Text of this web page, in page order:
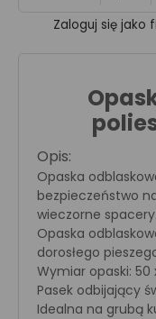
Zaloguj się jako
Opis:
Opaska
bezpieczeństwo
wieczorne spacery.
Opaska
dorosłego
Wymiar opaski:
Pasek odbijający
Idealna na grubą